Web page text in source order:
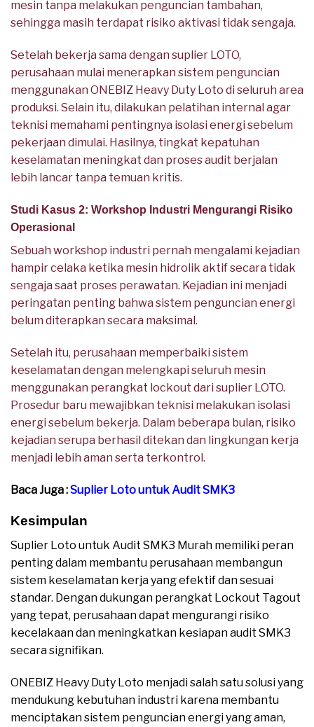
mesin tanpa melakukan penguncian tambahan,
sehingga masih terdapat risiko aktivasi tidak sengaja.
Setelah bekerja sama dengan suplier LOTO,
perusahaan mulai menerapkan sistem penguncian
menggunakan ONEBIZ Heavy Duty Loto di seluruh area
produksi. Selain itu, dilakukan pelatihan internal agar
teknisi memahami pentingnya isolasi energi sebelum
pekerjaan dimulai. Hasilnya, tingkat kepatuhan
keselamatan meningkat dan proses audit berjalan
lebih lancar tanpa temuan kritis.
Studi Kasus 2: Workshop Industri Mengurangi Risiko
Operasional
Sebuah workshop industri pernah mengalami kejadian
hampir celaka ketika mesin hidrolik aktif secara tidak
sengaja saat proses perawatan. Kejadian ini menjadi
peringatan penting bahwa sistem penguncian energi
belum diterapkan secara maksimal.
Setelah itu, perusahaan memperbaiki sistem
keselamatan dengan melengkapi seluruh mesin
menggunakan perangkat lockout dari suplier LOTO.
Prosedur baru mewajibkan teknisi melakukan isolasi
energi sebelum bekerja. Dalam beberapa bulan, risiko
kejadian serupa berhasil ditekan dan lingkungan kerja
menjadi lebih aman serta terkontrol.
Baca Juga :Suplier Loto untuk Audit SMK3
Kesimpulan
Suplier Loto untuk Audit SMK3 Murah memiliki peran
penting dalam membantu perusahaan membangun
sistem keselamatan kerja yang efektif dan sesuai
standar. Dengan dukungan perangkat Lockout Tagout
yang tepat, perusahaan dapat mengurangi risiko
kecelakaan dan meningkatkan kesiapan audit SMK3
secara signifikan.
ONEBIZ Heavy Duty Loto menjadi salah satu solusi yang
mendukung kebutuhan industri karena membantu
menciptakan sistem penguncian energi yang aman,